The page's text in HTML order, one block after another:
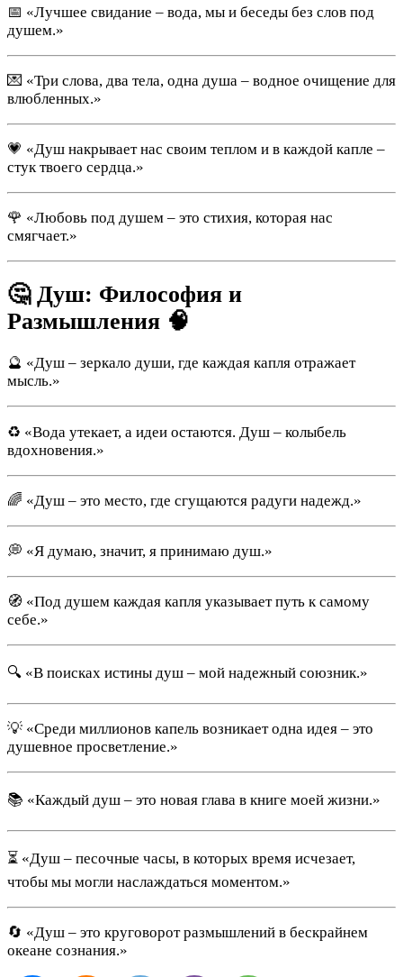
📅 «Лучшее свидание – вода, мы и беседы без слов под
душем.»
💌 «Три слова, два тела, одна душа – водное очищение для
влюбленных.»
💗 «Душ накрывает нас своим теплом и в каждой капле –
стук твоего сердца.»
🌹 «Любовь под душем – это стихия, которая нас
смягчает.»
🤔 Душ: Философия и
Размышления 🧠
🔮 «Душ – зеркало души, где каждая капля отражает
мысль.»
♻ «Вода утекает, а идеи остаются. Душ – колыбель
вдохновения.»
🌈 «Душ – это место, где сгущаются радуги надежд.»
💭 «Я думаю, значит, я принимаю душ.»
🧭 «Под душем каждая капля указывает путь к самому
себе.»
🔍 «В поисках истины душ – мой надежный союзник.»
💡 «Среди миллионов капель возникает одна идея – это
душевное просветление.»
📚 «Каждый душ – это новая глава в книге моей жизни.»
⏳ «Душ – песочные часы, в которых время исчезает,
чтобы мы могли наслаждаться моментом.»
🔄 «Душ – это круговорот размышлений в бескрайнем
океане сознания.»